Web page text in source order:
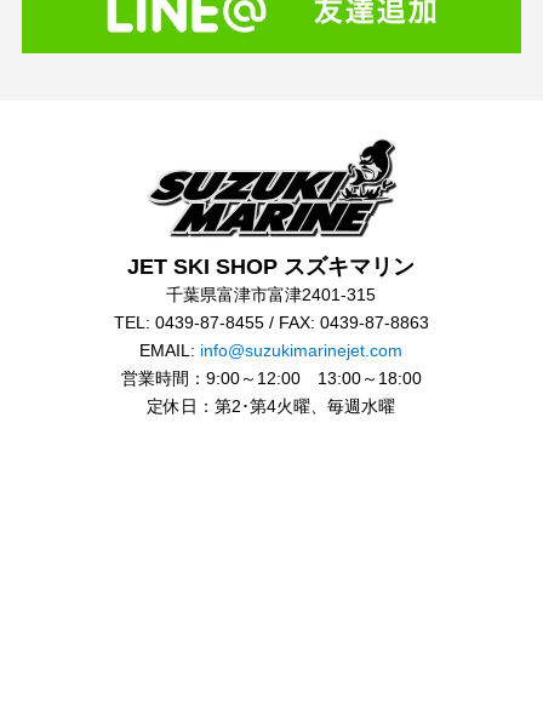
JET SKI SHOP スズキマリン
千葉県富津市富津2401-315
TEL: 0439-87-8455 / FAX: 0439-87-8863
EMAIL: info@suzukimarinejet.com
営業時間：9:00～12:00 13:00～18:00
定休日：第2･第4火曜、毎週水曜